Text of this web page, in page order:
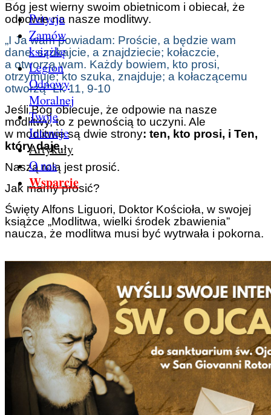
Petycje
Zamów
książkę
Legion
Odnowy
Moralnej
Twoje
Intencje
Artykuły
O nas
Wsparcie
Bóg jest wierny swoim obietnicom i obiecał, że
odpowie na nasze modlitwy.
„I Ja wam powiadam: Proście, a będzie wam
dane; szukajcie, a znajdziecie; kołaczcie,
a otworzą wam. Każdy bowiem, kto prosi,
otrzymuje; kto szuka, znajduje; a kołaczącemu
otworzą” Łk 11, 9-10
Jeśli Bóg obiecuje, że odpowie na nasze
modlitwy, to z pewnością to uczyni. Ale
w modlitwie są dwie strony: ten, kto prosi, i Ten,
który daje.
Naszą rolą jest prosić.
Jak mamy prosić?
Święty Alfons Liguori, Doktor Kościoła, w swojej
książce „Modlitwa, wielki środek zbawienia”
naucza, że modlitwa musi być wytrwała i pokorna.